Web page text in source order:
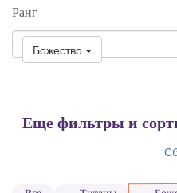
Ранг
Божество
Еще фильтры и